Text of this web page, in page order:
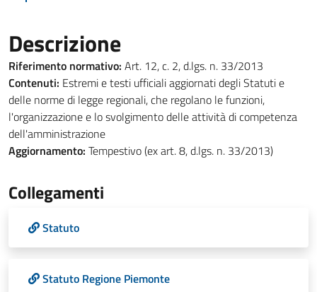
Descrizione
Riferimento normativo: Art. 12, c. 2, d.lgs. n. 33/2013
Contenuti: Estremi e testi ufficiali aggiornati degli Statuti e
delle norme di legge regionali, che regolano le funzioni,
l'organizzazione e lo svolgimento delle attività di competenza
dell'amministrazione
Aggiornamento: Tempestivo (ex art. 8, d.lgs. n. 33/2013)
Collegamenti
Statuto
Statuto Regione Piemonte